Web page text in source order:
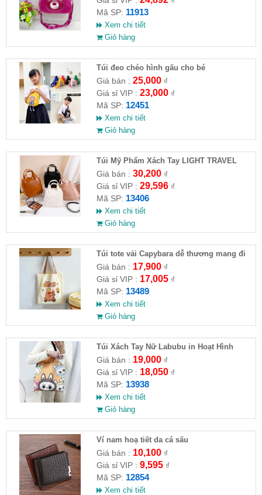
Mã SP: 11913
Xem chi tiết
Giỏ hàng
Túi đeo chéo hình gấu cho bé
Giá bán : 25,000₫
Giá sỉ VIP : 23,000₫
Mã SP: 12451
Xem chi tiết
Giỏ hàng
Túi Mỹ Phẩm Xách Tay LIGHT TRAVEL
Giá bán : 30,200₫
Giá sỉ VIP : 29,596₫
Mã SP: 13406
Xem chi tiết
Giỏ hàng
Túi tote vải Capybara dễ thương mang đi
học, đi chơi, đi làm
Giá bán : 17,900₫
Giá sỉ VIP : 17,005₫
Mã SP: 13489
Xem chi tiết
Giỏ hàng
Túi Xách Tay Nữ Labubu in Hoạt Hình
Giá bán : 19,000₫
Giá sỉ VIP : 18,050₫
Mã SP: 13938
Xem chi tiết
Giỏ hàng
Ví nam hoạ tiết da cá sấu
Giá bán : 10,100₫
Giá sỉ VIP : 9,595₫
Mã SP: 12854
Xem chi tiết